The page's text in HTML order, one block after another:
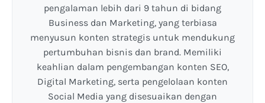
pengalaman lebih dari 9 tahun di bidang
Business dan Marketing, yang terbiasa
menyusun konten strategis untuk mendukung
pertumbuhan bisnis dan brand. Memiliki
keahlian dalam pengembangan konten SEO,
Digital Marketing, serta pengelolaan konten
Social Media yang disesuaikan dengan